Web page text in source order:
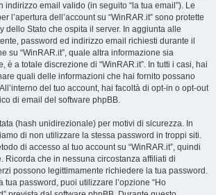
indirizzo email valido (in seguito “la tua email”). Le
l’apertura dell’account su “WinRAR.it” sono protette
dello Stato che ospita il server. In aggiunta alle
password ed indirizzo email richiesti durante il
su “WinRAR.it”, quale altra informazione sia
è a totale discrezione di “WinRAR.it”. In tutti i casi, hai
quali delle informazioni che hai fornito possano
del tuo account, hai facoltà di opt-in o opt-out
di email del software phpBB.
(hash unidirezionale) per motivi di sicurezza. In
di non utilizzare la stessa password in troppi siti.
di accesso al tuo account su “WinRAR.it”, quindi
Ricorda che in nessuna circostanza affiliati di
possono legittimamente richiedere la tua password.
tua password, puoi utilizzare l’opzione “Ho